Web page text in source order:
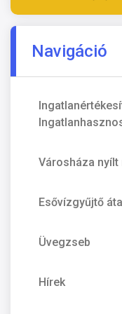
Navigáció
Városháza nyílt
Esővízgyűjtő
Üvegzseb
Hírek